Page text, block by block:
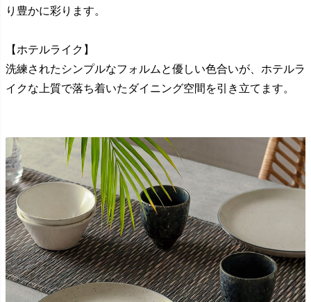
り豊かに彩ります。
【ホテルライク】
洗練されたシンプルなフォルムと優しい色合いが、ホテルラ
イクな上質で落ち着いたダイニング空間を引き立てます。